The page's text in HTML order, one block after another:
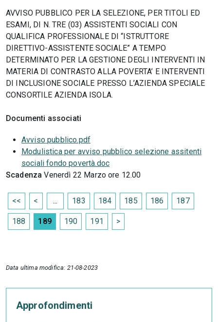
AVVISO PUBBLICO PER LA SELEZIONE, PER TITOLI ED
ESAMI, DI N. TRE (03) ASSISTENTI SOCIALI CON
QUALIFICA PROFESSIONALE DI “ISTRUTTORE
DIRETTIVO-ASSISTENTE SOCIALE” A TEMPO
DETERMINATO PER LA GESTIONE DEGLI INTERVENTI IN
MATERIA DI CONTRASTO ALLA POVERTA’ E INTERVENTI
DI INCLUSIONE SOCIALE PRESSO L’AZIENDA SPECIALE
CONSORTILE AZIENDA ISOLA.
Documenti associati
Avviso pubblico.pdf
Modulistica per avviso pubblico selezione assitenti
sociali fondo povertà.doc
Scadenza Venerdì 22 Marzo ore 12.00
<< < ... 183 184 185 186 187
188 189 190 191 >
Data ultima modifica: 21-08-2023
Approfondimenti